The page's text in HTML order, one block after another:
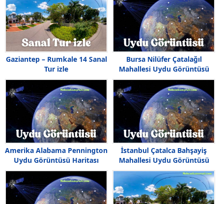
Gaziantep – Rumkale 14 Sanal
Tur izle
Bursa Nilüfer Çatalağıl
Mahallesi Uydu Görüntüsü
Amerika Alabama Pennington
Uydu Görüntüsü Haritası
İstanbul Çatalca Bahşayiş
Mahallesi Uydu Görüntüsü